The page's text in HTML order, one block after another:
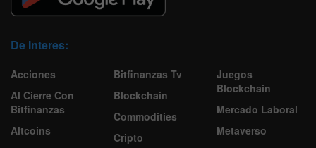
De Interes:
Acciones
Al Cierre Con
Bitfinanzas
Altcoins
Bitfinanzas Tv
Blockchain
Commodities
Cripto
Juegos
Blockchain
Mercado Laboral
Metaverso